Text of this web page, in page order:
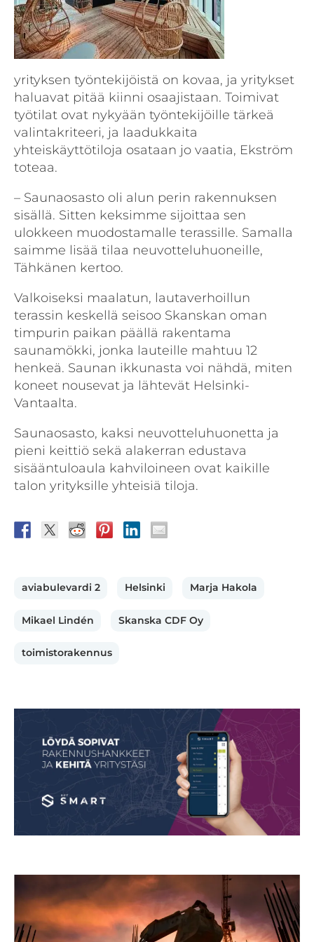
yrityksen työntekijöistä on kovaa, ja yritykset
haluavat pitää kiinni osaajistaan. Toimivat
työtilat ovat nykyään työntekijöille tärkeä
valintakriteeri, ja laadukkaita
yhteiskäyttötiloja osataan jo vaatia, Ekström
toteaa.
– Saunaosasto oli alun perin rakennuksen
sisällä. Sitten keksimme sijoittaa sen
ulokkeen muodostamalle terassille. Samalla
saimme lisää tilaa neuvotteluhuoneille,
Tähkänen kertoo.
Valkoiseksi maalatun, lautaverhoillun
terassin keskellä seisoo Skanskan oman
timpurin paikan päällä rakentama
saunamökki, jonka lauteille mahtuu 12
henkeä. Saunan ikkunasta voi nähdä, miten
koneet nousevat ja lähtevät Helsinki-
Vantaalta.
Saunaosasto, kaksi neuvotteluhuonetta ja
pieni keittiö sekä alakerran edustava
sisääntuloaula kahviloineen ovat kaikille
talon yrityksille yhteisiä tiloja.
aviabulevardi 2 Helsinki Marja Hakola
Mikael Lindén Skanska CDF Oy
toimistorakennus